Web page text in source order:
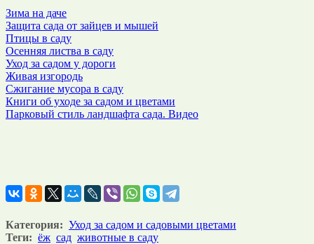
Зима на даче
Защита сада от зайцев и мышей
Птицы в саду
Осенняя листва в саду
Уход за садом у дороги
Живая изгородь
Сжигание мусора в саду
Книги об уходе за садом и цветами
Парковый стиль ландшафта сада. Видео
Категория: Уход за садом и садовыми цветами
Теги: ёж сад животные в саду